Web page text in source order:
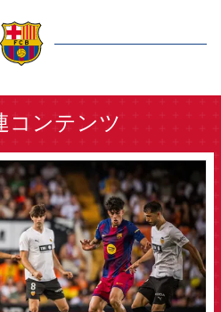
コンテンツ
FCB Barcelona badge